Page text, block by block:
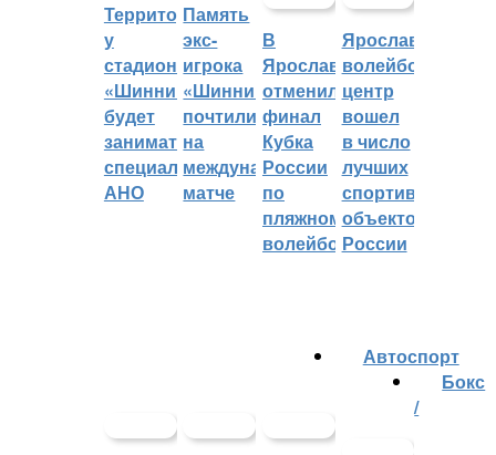
Территорией
у
стадиона
«Шинник»
будет
заниматься
специальное
АНО
Память
экс-
игрока
«Шинника»
почтили
на
международном
матче
В
Ярославле
отменили
финал
Кубка
России
по
пляжному
волейболу
Ярославский
волейбольный
центр
вошел
в число
лучших
спортивных
объектов
России
Автоспорт
Бокс
/